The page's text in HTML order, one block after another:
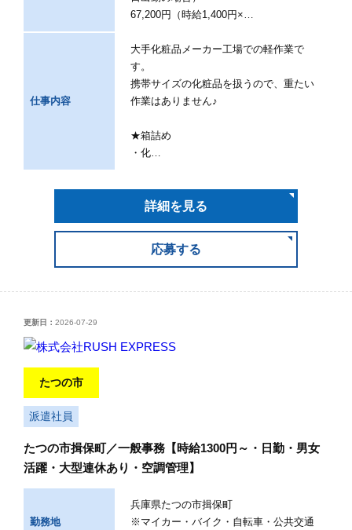
67,200円（時給1,400円×…
仕事内容
大手化粧品メーカー工場での軽作業で
す。
携帯サイズの化粧品を扱うので、重たい
作業はありません♪
★箱詰め
・化…
詳細を見る
応募する
更新日： 2026-07-29
たつの市
派遣社員
たつの市揖保町／一般事務【時給1300円～・日勤・男女
活躍・大型連休あり・空調管理】
勤務地
兵庫県たつの市揖保町
※マイカー・バイク・自転車・公共交通